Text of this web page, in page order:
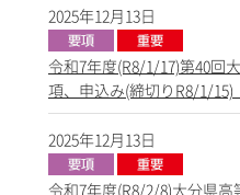
2025年12月13日
令和7年度(R8/1/17)第40
項、申込み(締切りR8/1/15)
2025年12月13日
令和7年度(R8/2/8)大分県